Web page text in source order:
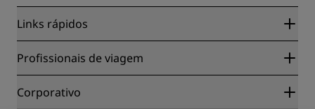
Links rápidos
Radisson Rewards
Blog
Destinos
Profissionais de viagem
Parceiros
Corporativo